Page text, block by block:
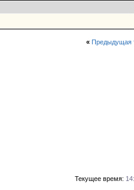
« Предыдущая
Текущее время: